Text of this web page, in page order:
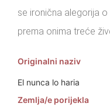
Originalni naziv
El nunca lo haria
Zemlja/e porijekla
se ironična alegorija
prema onima treće